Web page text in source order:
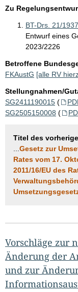
Zu
BT-Drs. 21/1937
Entwurf eines
2023/2226
Betroffene
FKAustG [alle RV
Stellungnahmen/
SG2411190015 (
SG2505150008 (
Titel des
Gesetz zur
Rates vom 17.
2011/16/EU des
Vorschläge zur
Änderung der
und zur